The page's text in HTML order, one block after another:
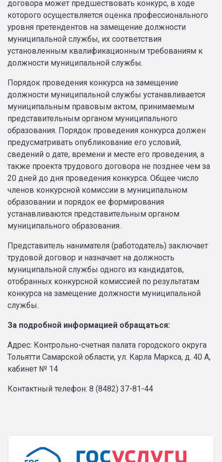
договора может предшествовать конкурс, в ходе
которого осуществляется оценка профессионального
уровня претендентов на замещение должности
муниципальной службы, их соответствия
установленным квалификационным требованиям к
должности муниципальной службы.
Порядок проведения конкурса на замещение
должности муниципальной службы устанавливается
муниципальным правовым актом, принимаемым
представительным органом муниципального
образования. Порядок проведения конкурса должен
предусматривать опубликование его условий,
сведений о дате, времени и месте его проведения, а
также проекта трудового договора не позднее чем за
20 дней до дня проведения конкурса. Общее число
членов конкурсной комиссии в муниципальном
образовании и порядок ее формирования
устанавливаются представительным органом
муниципального образования.
Представитель нанимателя (работодатель) заключает
трудовой договор и назначает на должность
муниципальной службы одного из кандидатов,
отобранных конкурсной комиссией по результатам
конкурса на замещение должности муниципальной
службы.
За подробной информацией обращаться:
Адрес: Контрольно-счетная палата городского округа
Тольятти Самарской области, ул. Карла Маркса, д. 40 А,
кабинет № 14
Контактный телефон: 8 (8482) 37-81-44